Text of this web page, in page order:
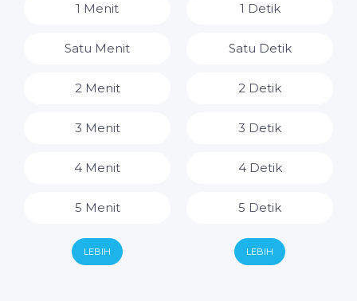
14 Jam
1 Menit
Satu Menit
2 Menit
3 Menit
4 Menit
5 Menit
6 Menit
LEBIH
1 Detik
Satu Detik
2 Detik
3 Detik
4 Detik
5 Detik
6 Detik
LEBIH